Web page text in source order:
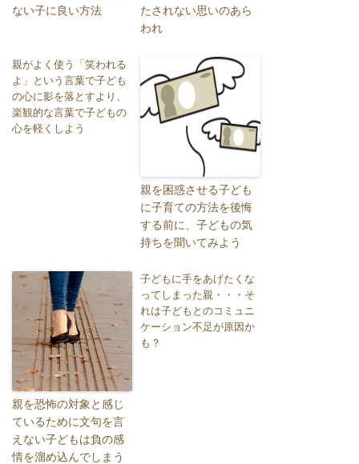
ない子に良い方法
たされない思いのあら
われ
親がよく使う「笑われる
よ」という言葉で子ども
の心に影を落とすより、
楽観的な言葉で子どもの
心を軽くしよう
親を困惑させる子ども
に子育ての方法を後悔
する前に、子どもの気
持ちを聞いてみよう
親を恐怖の対象と感じ
ているために文句を言
えない子どもは負の感
情を溜め込んでしまう
子どもに手をあげたくな
ってしまった親・・・そ
れは子どもとのコミュニ
ケーション不足が原因か
も？